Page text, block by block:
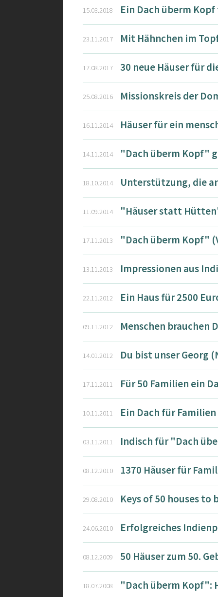
15.03.2018 Ein Dach überm
23.11.2017 Mit Hähnchen im
17.08.2017 30 neue Häuser für
25.08.2016 Missionskreis der
16.11.2014 Häuser für ein
14.11.2014 "Dach überm Kopf"
18.10.2014 Unterstützung, die
11.09.2014 "Häuser statt
17.11.2013 "Dach überm Kopf"
13.11.2013 Impressionen aus
22.11.2012 Ein Haus für 2500
09.11.2012 Menschen brauchen
14.01.2012 Du bist unser Georg
17.11.2011 Für 50 Familien ein
10.11.2011 Ein Dach für Familien
03.11.2011 Indisch für "Dach
08.12.2010 1370 Häuser für
29.08.2010 Keys of 50 houses to
24.06.2010 Erfolgreiches
08.12.2009 50 Häuser zum 50.
18.07.2008 "Dach überm Kopf":